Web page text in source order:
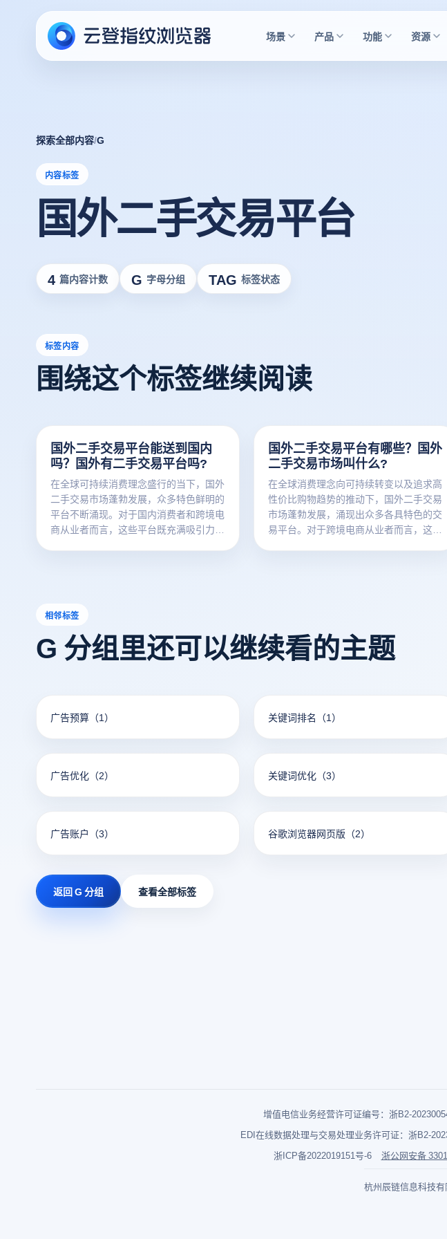
场景 产品 功能 资源
探索全部内容/G
内容标签
国外二手交易平台
4 篇内容计数 G 字母分组 TAG 标签状态
标签内容
围绕这个标签继续阅读
国外二手交易平台能送到国内
吗？国外有二手交易平台吗?
在全球可持续消费理念盛行的当下，国外
二手交易市场蓬勃发展，众多特色鲜明的
平台不断涌现。对于国内消费者和跨境电
商从业者而言，这些平台既充满吸引力，
国外二手交易平台有哪些？国外
二手交易市场叫什么?
在全球消费理念向可持续转变以及追求高
性价比购物趋势的推动下，国外二手交易
市场蓬勃发展，涌现出众多各具特色的交
易平台。对于跨境电商从业者而言，这些
相邻标签
G 分组里还可以继续看的主题
广告预算 （1） 关键词排名 （1）
广告优化 （2） 关键词优化 （3）
广告账户 （3） 谷歌浏览器网页版 （2）
返回 G 分组 查看全部标签
增值电信业务经营许可证编号：浙B2-
EDI在线数据处理与交易处理业务许可证：浙B2-
浙ICP备2022019151号-6
浙公网安备
杭州辰链信息科技